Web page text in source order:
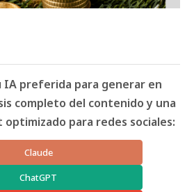
IA preferida para generar en
completo del contenido y una
para redes sociales:
Claude
ChatGPT